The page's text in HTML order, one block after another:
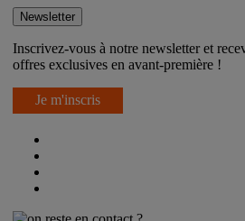
Newsletter
Inscrivez-vous à notre newsletter et
offres exclusives en avant-première !
Je m'inscris